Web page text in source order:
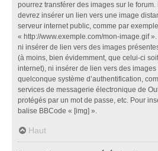
pourrez transférer des images sur le
devrez insérer un lien vers une image
serveur internet public, comme par exemple
« http://www.exemple.com/mon-image.gif
ni insérer de lien vers des images
(à moins, bien évidemment, que celui-ci
internet), ni insérer de lien vers des
quelconque système d’authentification,
services de messagerie électronique de
protégés par un mot de passe, etc. Pour
balise BBCode « [img] ».
Haut